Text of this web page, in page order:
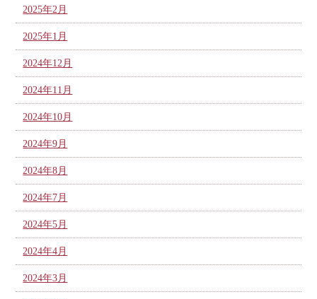
2025年2月
2025年1月
2024年12月
2024年11月
2024年10月
2024年9月
2024年8月
2024年7月
2024年5月
2024年4月
2024年3月